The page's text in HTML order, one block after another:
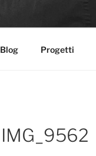
Blog Progetti
IMG_9562